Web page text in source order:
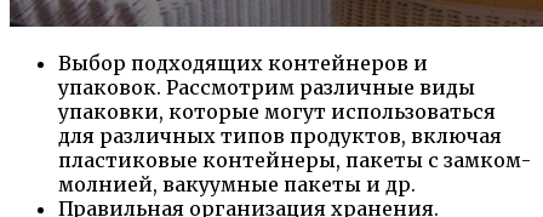
Выбор подходящих контейнеров и
упаковок. Рассмотрим различные виды
упаковки, которые могут использоваться
для различных типов продуктов, включая
пластиковые контейнеры, пакеты с замком-
молнией, вакуумные пакеты и др.
Правильная организация хранения.